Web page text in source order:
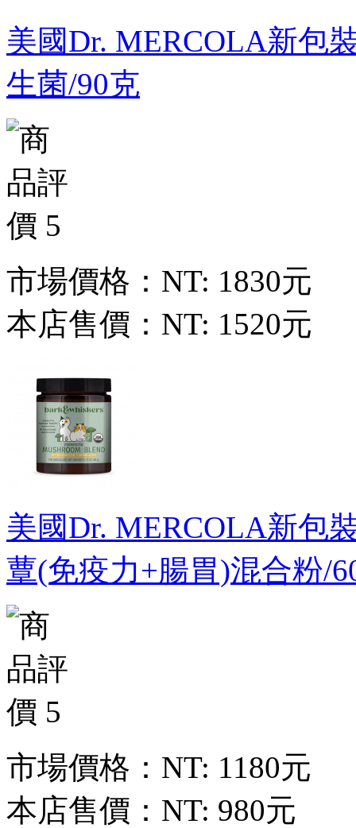
美國Dr. MERCOLA新包
生菌/90克
市場價格： NT: 1830元
本店售價： NT: 1520元
美國Dr. MERCOLA新包
蕈(免疫力+腸胃)混合粉/
市場價格： NT: 1180元
本店售價： NT: 980元